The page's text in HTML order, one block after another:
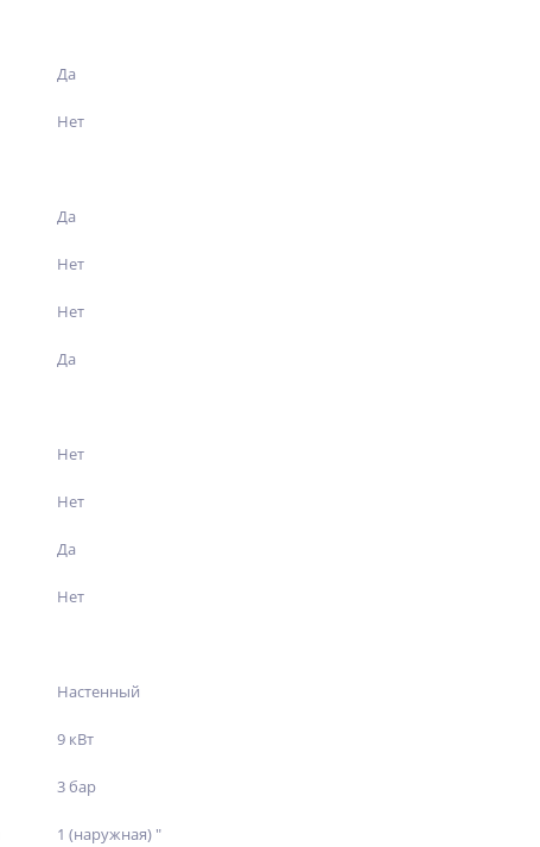
Да
Нет
Да
Нет
Нет
Да
Нет
Нет
Да
Нет
Настенный
9 кВт
3 бар
1 (наружная) "